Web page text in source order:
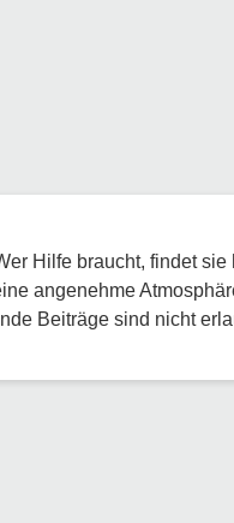
Hilfe braucht, findet sie
angenehme
Beiträge sind nicht